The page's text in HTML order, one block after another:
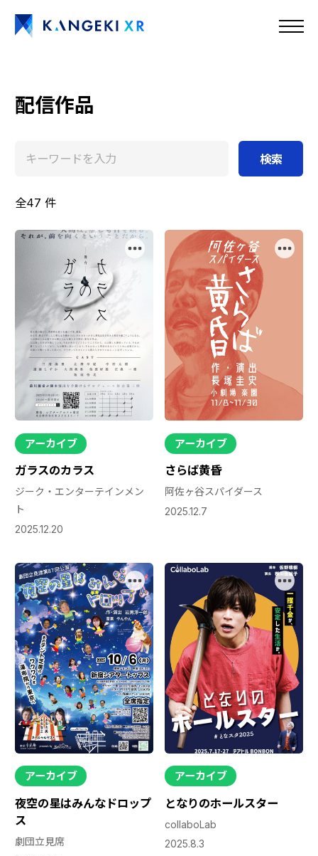
配信作品
検索
全47 件
アーカイブ
ガラスのカラス
ジーク・エンターテインメン
ト
2025.12.20
アーカイブ
さらば黄昏
阿佐ヶ谷スパイダース
2025.12.7
アーカイブ
夜空の星はみんなドロップ
ス
劇団立見席
アーカイブ
となりのホールスター
collaboLab
2025.8.3